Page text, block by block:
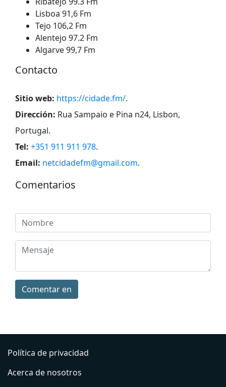
Lisboa 91,6 Fm
Tejo 106,2 Fm
Alentejo 97.2 Fm
Algarve 99,7 Fm
Contacto
Sitio web: https://cidade.fm/.
Dirección: Rua Sampaio e Pina n24, Lisbon,
Portugal.
Tel: +351 911 911 978.
Email: netcidadefm@gmail.com.
Comentarios
Comentar en
Política de privacidad
Acerca de nosotros